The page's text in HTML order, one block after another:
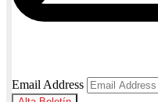
Email Address